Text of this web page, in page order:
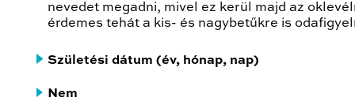
nevedet megadni, mivel ez kerül majd az
érdemes tehát a kis- és nagybetűkre is
Születési dátum (év, hónap, nap)
Nem